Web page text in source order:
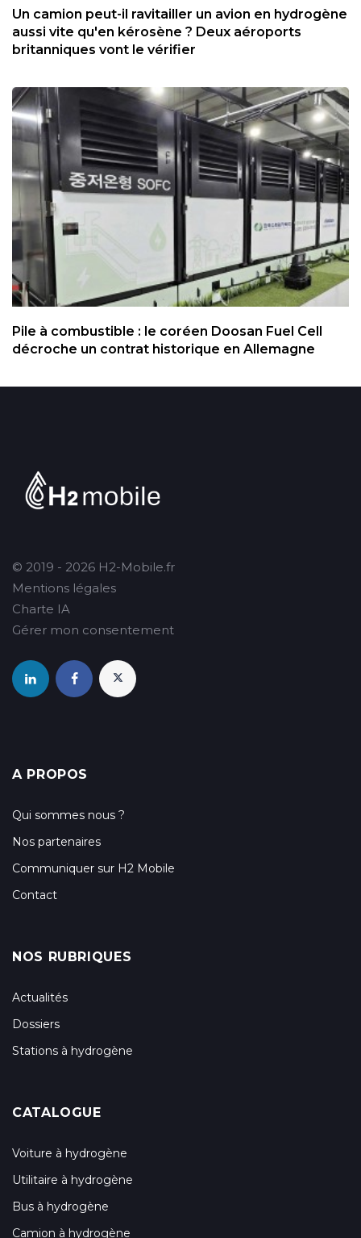
Un camion peut-il ravitailler un avion en hydrogène
aussi vite qu'en kérosène ? Deux aéroports
britanniques vont le vérifier
Pile à combustible : le coréen Doosan Fuel Cell
décroche un contrat historique en Allemagne
© 2019 - 2026 H2-Mobile.fr
Mentions légales
Charte IA
Gérer mon consentement
A PROPOS
Qui sommes nous ?
Nos partenaires
Communiquer sur H2 Mobile
Contact
NOS RUBRIQUES
Actualités
Dossiers
Stations à hydrogène
CATALOGUE
Voiture à hydrogène
Utilitaire à hydrogène
Bus à hydrogène
Camion à hydrogène